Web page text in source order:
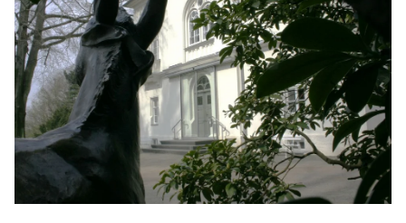
den
Betrieb
der
Seite
notwendig
sind
(funktionale
Cookies),
sowie
solche,